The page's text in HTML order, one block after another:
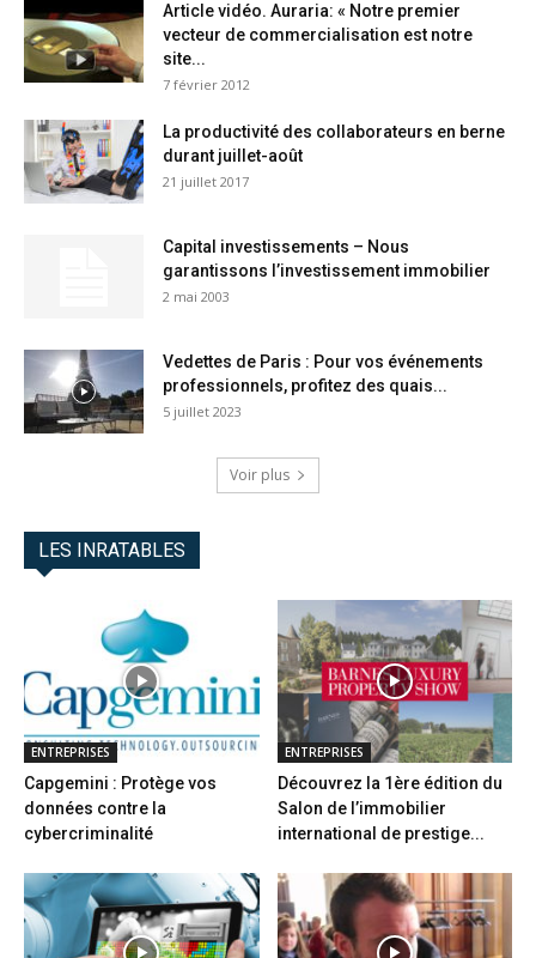
Article vidéo. Auraria: « Notre premier
vecteur de commercialisation est notre
site...
7 février 2012
La productivité des collaborateurs en berne
durant juillet-août
21 juillet 2017
Capital investissements – Nous
garantissons l’investissement immobilier
2 mai 2003
Vedettes de Paris : Pour vos événements
professionnels, profitez des quais...
5 juillet 2023
Voir plus
LES INRATABLES
ENTREPRISES
Capgemini : Protège vos
données contre la
cybercriminalité
ENTREPRISES
Découvrez la 1ère édition du
Salon de l’immobilier
international de prestige...